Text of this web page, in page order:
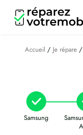
contenu
Accueil / Je répare /
Samsung